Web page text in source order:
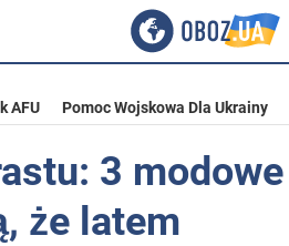
AFU Pomoc Wojskowa Dla Ukrainy
3 modowe
że latem